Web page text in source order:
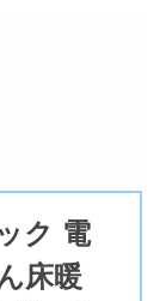
ク 電
床暖